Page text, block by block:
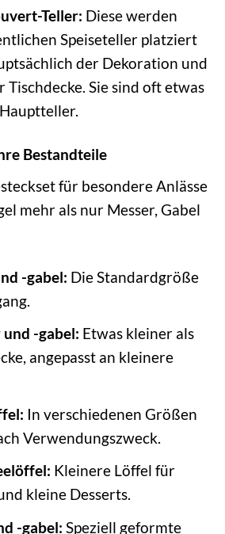
Teller: Diese werden
Speiseteller platziert
der Dekoration und
Tischdecke. Sie sind oft etwas
Bestandteile
für besondere Anlässe
mehr als nur Messer, Gabel
-gabel: Die Standardgröße
und -gabel: Etwas kleiner als
angepasst an kleinere
In verschiedenen Größen
Verwendungszweck.
Kleinere Löffel für
kleine Desserts.
-gabel: Speziell geformte